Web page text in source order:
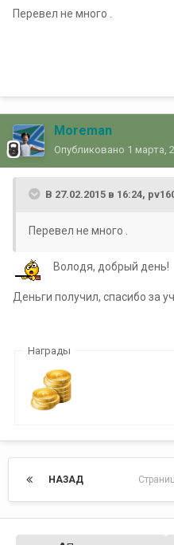
Перевел не много .
Moreman
Опубликовано 1 марта,
В 27.02.2015 в 16:24,
Перевел не много .
Володя, добрый день!
Деньги получил, спасибо за
Награды
НАЗАД